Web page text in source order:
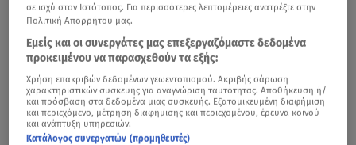
σε ισχύ στον Ιστότοπος. Για περισσότερες λεπτομέρειες ανατρέξτε στην
Πολιτική Απορρήτου μας.
Εμείς και οι συνεργάτες μας επεξεργαζόμαστε δεδομένα
προκειμένου να παρασχεθούν τα εξής:
Χρήση επακριβών δεδομένων γεωεντοπισμού. Ακριβής σάρωση
χαρακτηριστικών συσκευής για αναγνώριση ταυτότητας. Αποθήκευση ή/
και πρόσβαση στα δεδομένα μιας συσκευής. Εξατομικευμένη διαφήμιση
και περιεχόμενο, μέτρηση διαφήμισης και περιεχομένου, έρευνα κοινού
και ανάπτυξη υπηρεσιών.
Κατάλογος συνεργατών (προμηθευτές)